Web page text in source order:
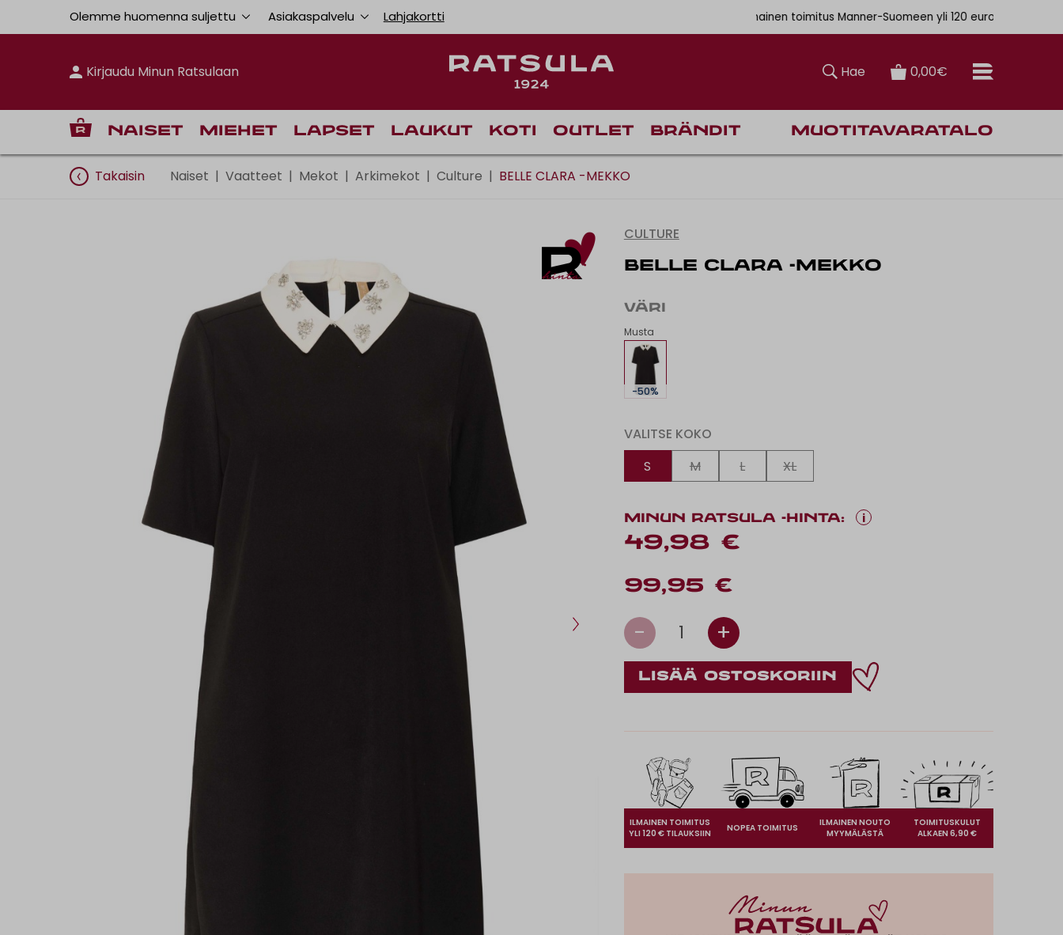
Olemme huomenna suljettu Asiakaspalvelu Lahjakortti Ilmainen toimitus Manner-Suomeen yli 120 euron tilauksiin
Kirjaudu Minun Ratsulaan Hae 0,00€
Naiset Miehet Lapset Laukut Koti Outlet Brändit Muotitavaratalo
Takaisin Naiset | Vaatteet | Mekot | Arkimekot | Culture | BELLE CLARA -MEKKO
CULTURE
BELLE CLARA -MEKKO
VÄRI
Musta
-50%
VALITSE KOKO
S
M L XL
MINUN RATSULA -HINTA: i
49,98 €
99,95 €
- 1 +
ILMAINEN TOIMITUS
YLI 120 € TILAUKSIIN
NOPEA TOIMITUS
ILMAINEN NOUTO
MYYMÄLÄSTÄ
TOIMITUSKULUT
ALKAEN 6,90 €